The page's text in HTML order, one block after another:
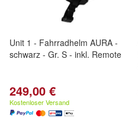
Unit 1 - Fahrradhelm AURA -
schwarz - Gr. S - inkl. Remote
249,00 €
Kostenloser Versand